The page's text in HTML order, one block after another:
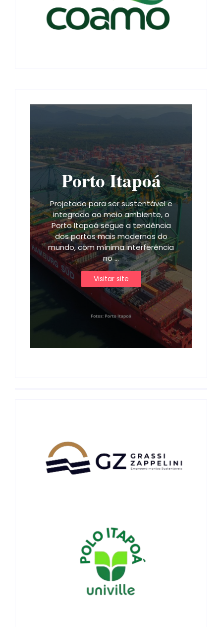
Porto Itapoá
Projetado para ser sustentável e
integrado ao meio ambiente, o
Porto Itapoá segue a tendência
dos portos mais modernos do
mundo, com mínima interferência
no ...
Visitar site